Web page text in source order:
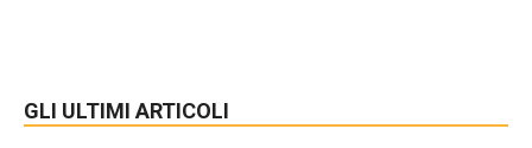
GLI ULTIMI ARTICOLI